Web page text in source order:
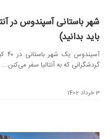
شهر باستانی آسپندوس در
باید بدانید)
گردشگرانی که به آنتالیا سفر می‌کنن...
3 خرداد 1402